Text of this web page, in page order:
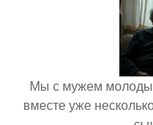
Мы с мужем
вместе уже